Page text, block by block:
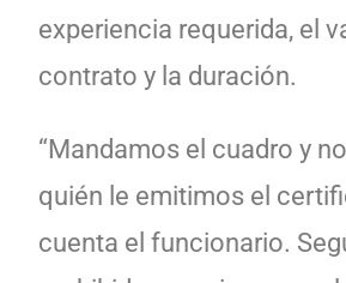
experiencia requerida, el
contrato y la duración.
“Mandamos el cuadro y
quién le emitimos el
cuenta el funcionario.